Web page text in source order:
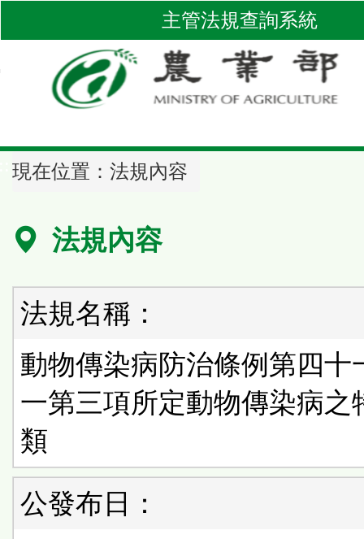
到
區
塊
主管法規查詢系統
現在位置： 法規內容
法規內容
法規名稱：
動物傳染病防治條例第四十
一第三項所定動物傳染病之
類
公發布日：